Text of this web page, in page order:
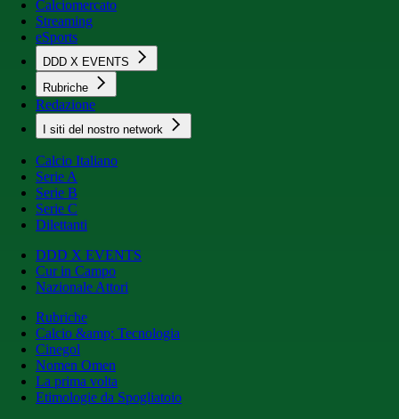
Calciomercato
Streaming
eSports
DDD X EVENTS
Rubriche
Redazione
I siti del nostro network
Calcio Italiano
Serie A
Serie B
Serie C
Dilettanti
DDD X EVENTS
Cur in Campo
Nazionale Attori
Rubriche
Calcio &amp; Tecnologia
Cinegol
Nomen Omen
La prima volta
Etimologie da Spogliatoio